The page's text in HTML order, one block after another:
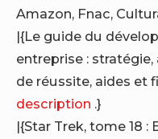
Amazon, Fnac,
|{Le guide du
entreprise :
de réussite, aides et
description .}
|{Star Trek, tome 18 :